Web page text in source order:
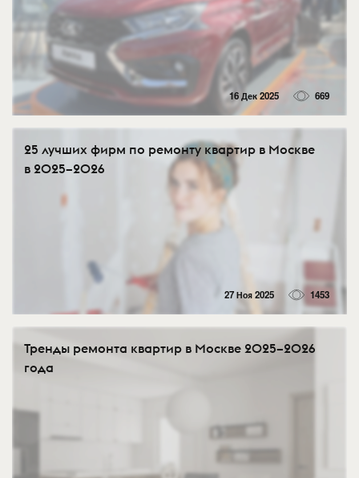
16 Дек 2025 669
25 лучших фирм по ремонту квартир в Москве
в 2025–2026
27 Ноя 2025 1453
Тренды ремонта квартир в Москве 2025–2026
года